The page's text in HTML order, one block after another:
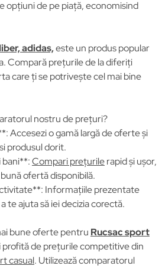
opțiuni de pe piață, economisind
adidas,este un produs popular
Compară prețurile de la diferiți
care ți se potrivește cel mai bine
nostru de prețuri?
Accesezi o gamă largă de oferte și
produsul dorit.
Compari prețurilerapid și ușor,
ofertă disponibilă.
Informațiile prezentate
te ajuta să iei decizia corectă.
bune oferte pentru Rucsac sport
profită de prețurile competitive din
casual. Utilizează comparatorul